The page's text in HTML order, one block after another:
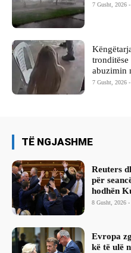
7 Gusht, 2026
abuzimin
7 Gusht, 2026 -
TË NGJASHME
Reuters
për
hodhën
8 Gusht, 2026
Evropa
kë të ulë